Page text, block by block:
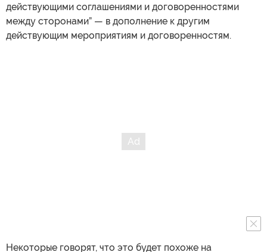
действующими соглашениями и договоренностями
между сторонами” — в дополнение к другим
действующим мероприятиям и договоренностям.
Некоторые говорят, что это будет похоже на